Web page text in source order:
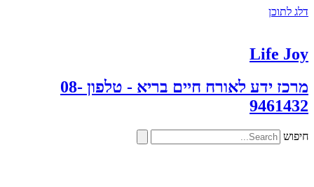
דלג לתוכן
Life Joy
מרכז ידע לאורח חיים בריא - טלפון 08-
9461432
חיפוש